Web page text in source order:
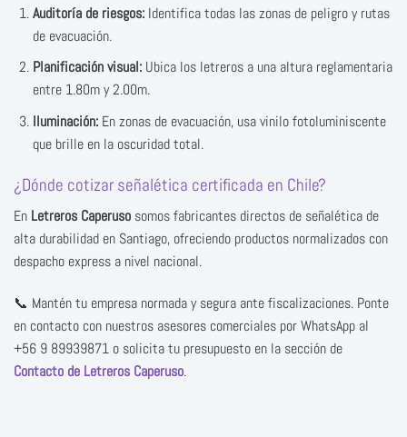
Auditoría de riesgos:Identifica todas las zonas de peligro y rutas
de evacuación.
Planificación visual:Ubica los letreros a una altura reglamentaria
entre 1.80m y 2.00m.
Iluminación:En zonas de evacuación, usa vinilo fotoluminiscente
que brille en la oscuridad total.
¿Dónde cotizar señalética certificada en Chile?
En Letreros Caperuso somos fabricantes directos de señalética de
alta durabilidad en Santiago, ofreciendo productos normalizados con
despacho express a nivel nacional.
📞 Mantén tu empresa normada y segura ante fiscalizaciones. Ponte
en contacto con nuestros asesores comerciales por WhatsApp al
+56 9 89939871 o solicita tu presupuesto en la sección de
Contacto de Letreros Caperuso.